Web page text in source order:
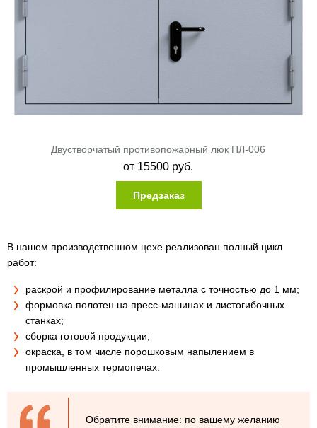
Двустворчатый противопожарный люк ПЛ-006
от 15500 руб.
Предзаказ
В нашем производственном цехе реализован полный цикл
работ:
раскрой и профилирование металла с точностью до 1 мм;
формовка полотен на пресс-машинах и листогибочных
станках;
сборка готовой продукции;
окраска, в том числе порошковым напылением в
промышленных термопечах.
Обратите внимание: по вашему желанию